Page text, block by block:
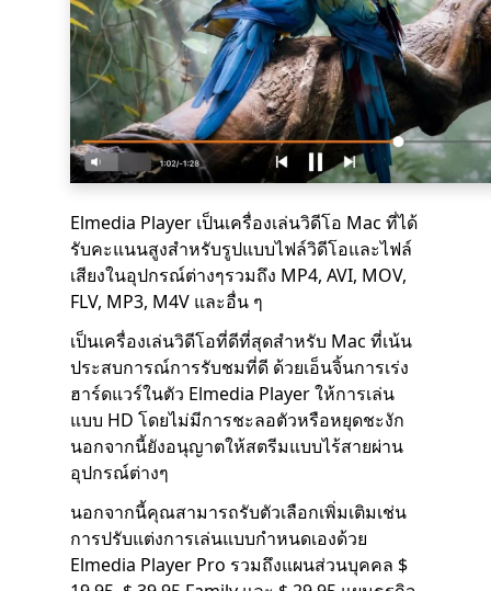
Elmedia Player เป็นเครื่องเล่นวิดีโอ Mac ที่ได้
รับคะแนนสูงสำหรับรูปแบบไฟล์วิดีโอและไฟล์
เสียงในอุปกรณ์ต่างๆรวมถึง MP4, AVI, MOV,
FLV, MP3, M4V และอื่น ๆ
เป็นเครื่องเล่นวิดีโอที่ดีที่สุดสำหรับ Mac ที่เน้น
ประสบการณ์การรับชมที่ดี ด้วยเอ็นจิ้นการเร่ง
ฮาร์ดแวร์ในตัว Elmedia Player ให้การเล่น
แบบ HD โดยไม่มีการชะลอตัวหรือหยุดชะงัก
นอกจากนี้ยังอนุญาตให้สตรีมแบบไร้สายผ่าน
อุปกรณ์ต่างๆ
นอกจากนี้คุณสามารถรับตัวเลือกเพิ่มเติมเช่น
การปรับแต่งการเล่นแบบกำหนดเองด้วย
Elmedia Player Pro รวมถึงแผนส่วนบุคคล $